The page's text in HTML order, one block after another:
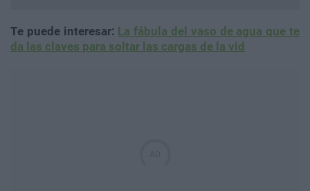
Te puede interesar: La fábula del vaso de agua que te
da las claves para soltar las cargas de la vid